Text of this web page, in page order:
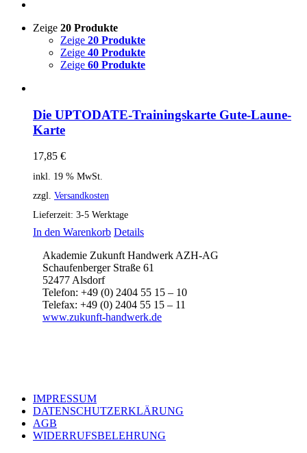
Zeige 20 Produkte
Zeige 20 Produkte
Zeige 40 Produkte
Zeige 60 Produkte
Die UPTODATE-Trainingskarte Gute-Laune-
Karte
17,85 €
inkl. 19 % MwSt.
zzgl. Versandkosten
Lieferzeit: 3-5 Werktage
In den Warenkorb Details
Akademie Zukunft Handwerk AZH-AG
Schaufenberger Straße 61
52477 Alsdorf
Telefon: +49 (0) 2404 55 15 – 10
Telefax: +49 (0) 2404 55 15 – 11
www.zukunft-handwerk.de
IMPRESSUM
DATENSCHUTZERKLÄRUNG
AGB
WIDERRUFSBELEHRUNG